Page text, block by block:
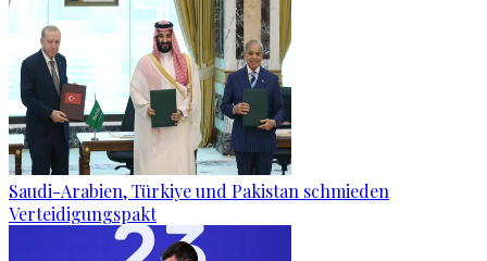
Saudi-Arabien, Türkiye und Pakistan schmieden
Verteidigungspakt